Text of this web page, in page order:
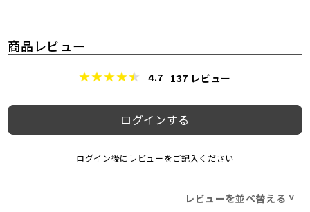
商品レビュー
4.7 137 レビュー
ログインする
ログイン後にレビューをご記入ください
レビューを並べ替える>